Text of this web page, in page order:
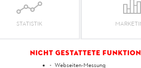
Nein
STATISTIK
Nicht gestattete
Webseiten-Messung